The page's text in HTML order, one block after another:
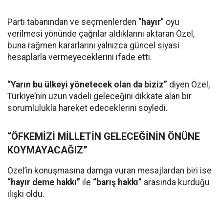
Parti tabanından ve seçmenlerden “hayır” oyu
verilmesi yönünde çağrılar aldıklarını aktaran Özel,
buna rağmen kararlarını yalnızca güncel siyasi
hesaplarla vermeyeceklerini ifade etti.
“Yarın bu ülkeyi yönetecek olan da biziz” diyen Özel,
Türkiye’nin uzun vadeli geleceğini dikkate alan bir
sorumlulukla hareket edeceklerini söyledi.
“ÖFKEMİZİ MİLLETİN GELECEĞİNİN ÖNÜNE
KOYMAYACAĞIZ”
Özel’in konuşmasına damga vuran mesajlardan biri ise
“hayır deme hakkı” ile “barış hakkı” arasında kurduğu
ilişki oldu.